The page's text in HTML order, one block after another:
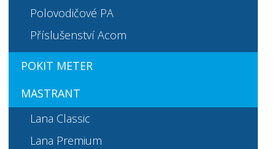
Polovodičové PA
Příslušenství Acom
POKIT METER
MASTRANT
Lana Classic
Lana Premium